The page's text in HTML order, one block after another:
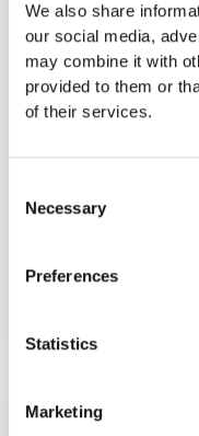
We also share
our social media,
may combine it with
provided to them or
of their services.
Selection
Necessary
Preferences
Statistics
Marketing